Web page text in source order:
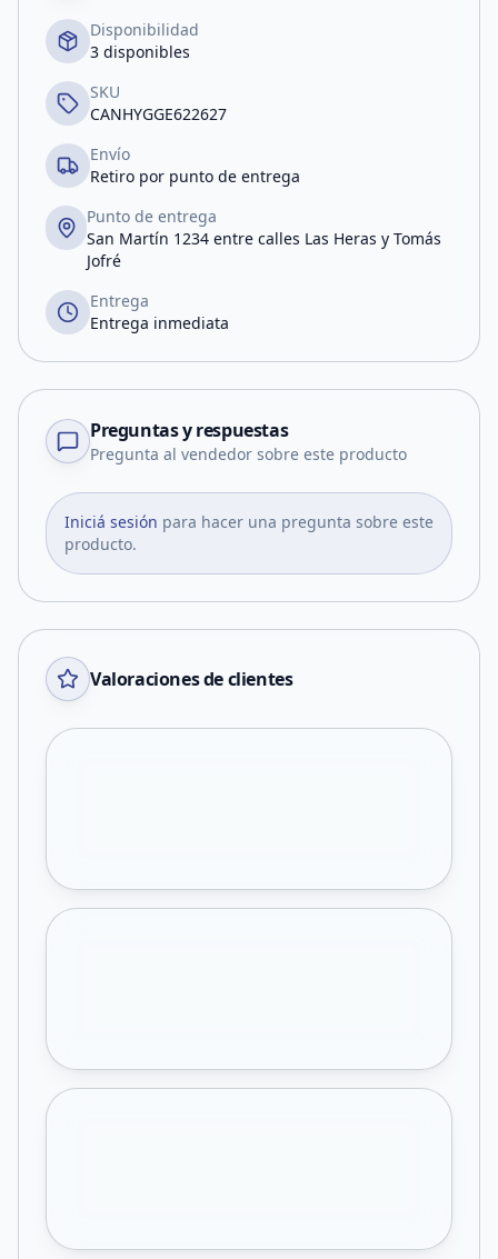
Disponibilidad
3 disponibles
SKU
CANHYGGE622627
Envío
Retiro por punto de entrega
Punto de entrega
San Martín 1234 entre calles Las Heras y Tomás
Jofré
Entrega
Entrega inmediata
Preguntas y respuestas
Pregunta al vendedor sobre este producto
Iniciá sesión para hacer una pregunta sobre este
producto.
Valoraciones de clientes